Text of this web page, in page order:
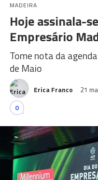
MADEIRA
Hoje assinala-
Empresário
Tome nota da
de Maio
Erica Franco 21
0